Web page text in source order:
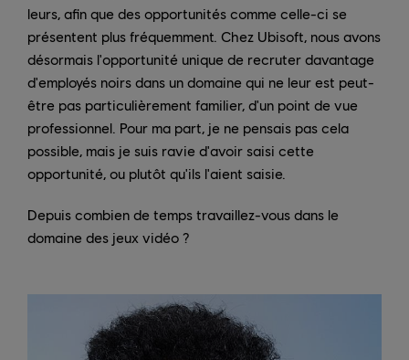
leurs, afin que des opportunités comme celle-ci se
présentent plus fréquemment. Chez Ubisoft, nous avons
désormais l'opportunité unique de recruter davantage
d'employés noirs dans un domaine qui ne leur est peut-
être pas particulièrement familier, d'un point de vue
professionnel. Pour ma part, je ne pensais pas cela
possible, mais je suis ravie d'avoir saisi cette
opportunité, ou plutôt qu'ils l'aient saisie.
Depuis combien de temps travaillez-vous dans le
domaine des jeux vidéo ?